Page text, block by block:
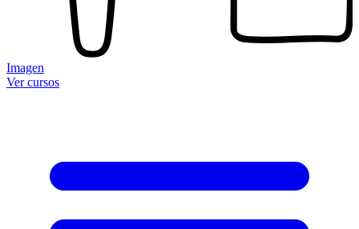
Imagen
Ver cursos